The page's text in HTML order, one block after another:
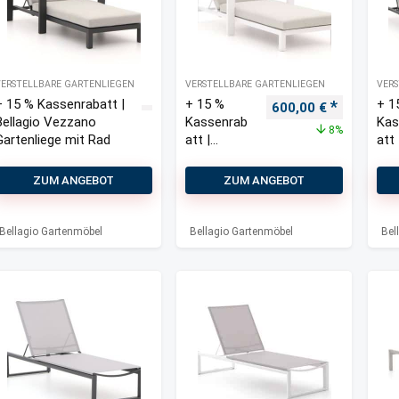
GARTENLIEGEN
15 % Kassenrabatt |
Vezzano
mit Rad
ZUM ANGEBOT
Bellagio Gartenmöbel
VERSTELLBARE GARTENLIEGEN
+ 15 %
Kassenrab
att |
Vezzano
Gartenliege
Ursprünglicher
600,00 € Aktueller
8%
ZUM ANGEBOT
Bellagio Gartenmöbel
+
att